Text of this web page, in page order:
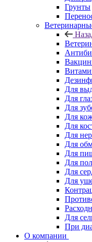
Грунты
Для
Для
Для
Для
Для
Для
Для
Для
Для
Для
Для
Для
При
О компании